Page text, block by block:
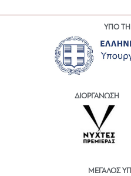
ΥΠΟ
ΔΙΟΡΓΑΝΩΣΗ
ΜΕΓΑΛΟΣ